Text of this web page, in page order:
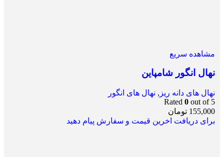
مشاهده سریع
نهال انگور شامپاین
نهال های دانه ریز , نهال های انگور
Rated 0 out of 5
155,000 تومان
برای دریافت اخرین قیمت و سفارش پیام دهید